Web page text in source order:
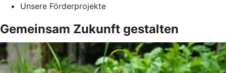
Unsere Förderprojekte
Gemeinsam Zukunft gestalten